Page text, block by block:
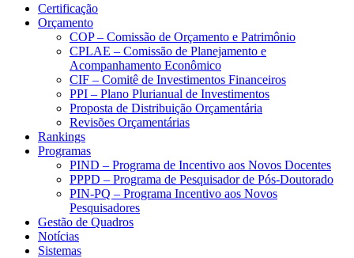
Certificação
Orçamento
COP – Comissão de Orçamento e Patrimônio
CPLAE – Comissão de Planejamento e
Acompanhamento Econômico
CIF – Comitê de Investimentos Financeiros
PPI – Plano Plurianual de Investimentos
Proposta de Distribuição Orçamentária
Revisões Orçamentárias
Rankings
Programas
PIND – Programa de Incentivo aos Novos Docentes
PPPD – Programa de Pesquisador de Pós-Doutorado
PIN-PQ – Programa Incentivo aos Novos
Pesquisadores
Gestão de Quadros
Notícias
Sistemas